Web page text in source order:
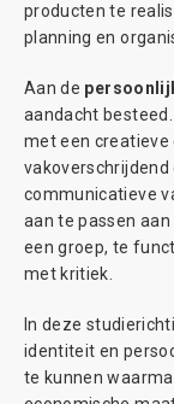
producten te
planning en
Aan de
aandacht
met een creatieve
vakoverschrijdend
communicatieve
aan te passen
een groep, te
met kritiek.
In deze
identiteit en
te kunnen